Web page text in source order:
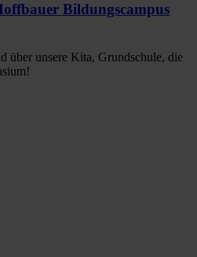
Bildungscampus
über unsere Kita, Grundschule, die